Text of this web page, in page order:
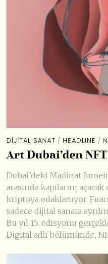
DIJITAL SANAT / HEADLINE /
Art Dubai’den
Dubai’deki Madinat
arasında kapılarını
kriptoya odaklanıyor.
sadece dijital sanata
Bu yıl 15. edisyonu
Digital adlı bölümünde,